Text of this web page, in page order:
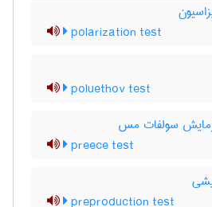
polarization test
poluethov test
سولفات مس
preece test
preproduction test